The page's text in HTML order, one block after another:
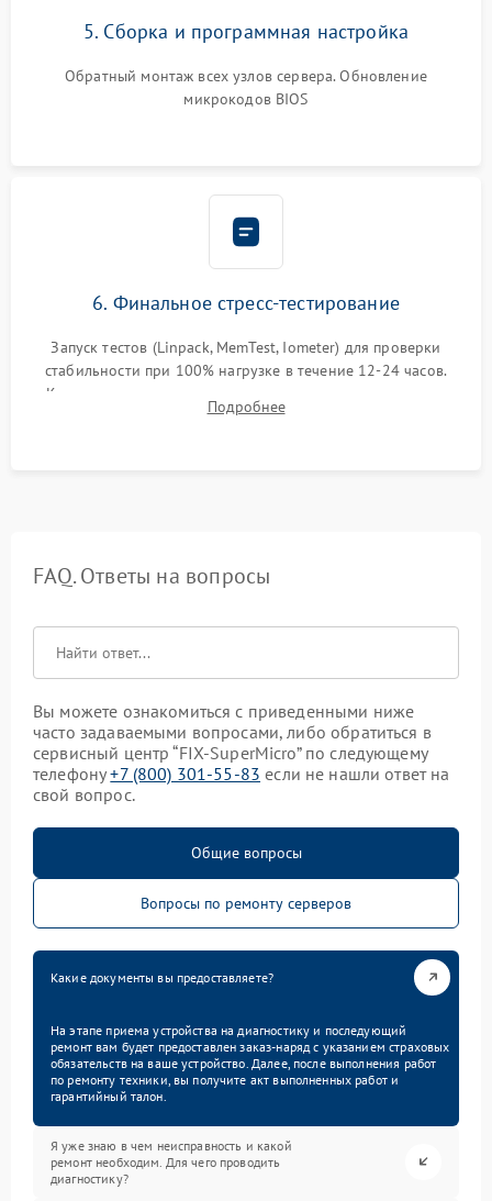
5. Сборка и программная настройка
Обратный монтаж всех узлов сервера. Обновление
микрокодов BIOS
6. Финальное стресс-тестирование
Запуск тестов (Linpack, MemTest, Iometer) для проверки
стабильности при 100% нагрузке в течение 12-24 часов.
Контроль температурных режимов, проверка отсутствия
троттлинга и подготовка сервера к выдаче.
Подробнее
FAQ. Ответы на вопросы
Вы можете ознакомиться с приведенными ниже
часто задаваемыми вопросами, либо обратиться в
сервисный центр “FIX-SuperMicro” по следующему
телефону+7 (800) 301-55-83 если не нашли ответ на
свой вопрос.
Общие вопросы
Вопросы по ремонту серверов
Какие документы вы предоставляете?
На этапе приема устройства на диагностику и последующий
ремонт вам будет предоставлен заказ-наряд с указанием страховых
обязательств на ваше устройство. Далее, после выполнения работ
по ремонту техники, вы получите акт выполненных работ и
гарантийный талон.
Я уже знаю в чем неисправность и какой
ремонт необходим. Для чего проводить
диагностику?